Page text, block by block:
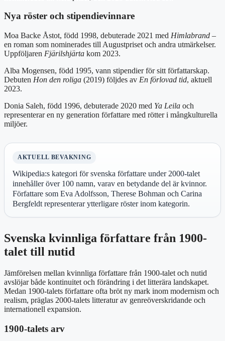
Nya röster och stipendievinnare
Moa Backe Åstot, född 1998, debuterade 2021 med Himlabrand –
en roman som nominerades till Augustpriset och andra utmärkelser.
Uppföljaren Fjärilshjärta kom 2023.
Alba Mogensen, född 1995, vann stipendier för sitt författarskap.
Debuten Hon den roliga (2019) följdes av En förlovad tid, aktuell
2023.
Donia Saleh, född 1996, debuterade 2020 med Ya Leila och
representerar en ny generation författare med rötter i mångkulturella
miljöer.
AKTUELL BEVAKNING
Wikipedia:s kategori för svenska författare under 2000-talet
innehåller över 100 namn, varav en betydande del är kvinnor.
Författare som Eva Adolfsson, Therese Bohman och Carina
Bergfeldt representerar ytterligare röster inom kategorin.
Svenska kvinnliga författare från 1900-
talet till nutid
Jämförelsen mellan kvinnliga författare från 1900-talet och nutid
avslöjar både kontinuitet och förändring i det litterära landskapet.
Medan 1900-talets författare ofta bröt ny mark inom modernism och
realism, präglas 2000-talets litteratur av genreöverskridande och
internationell expansion.
1900-talets arv